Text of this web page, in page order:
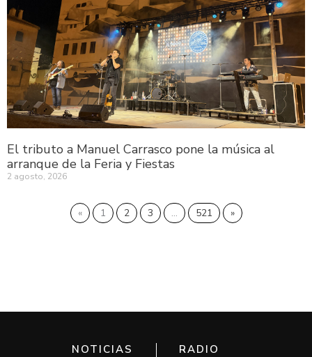
El tributo a Manuel Carrasco pone la música al
arranque de la Feria y Fiestas
2 agosto, 2026
« 1 2 3 … 521 »
NOTICIAS RADIO